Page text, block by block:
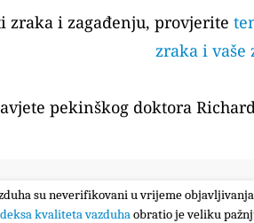
zraka i zagađenju, provjerite
zraka i vaše
pekinškog doktora
su neverifikovani u vrijeme
kvaliteta vazduhaobratio je veliku